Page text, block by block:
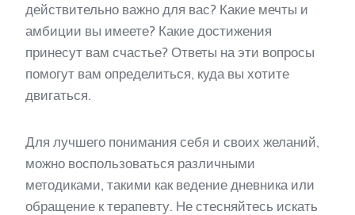
действительно важно для вас? Какие мечты и
амбиции вы имеете? Какие достижения
принесут вам счастье? Ответы на эти вопросы
помогут вам определиться, куда вы хотите
двигаться.
Для лучшего понимания себя и своих желаний,
можно воспользоваться различными
методиками, такими как ведение дневника или
обращение к терапевту. Не стесняйтесь искать